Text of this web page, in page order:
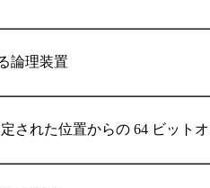
論理装置
された位置からの 64 ビット